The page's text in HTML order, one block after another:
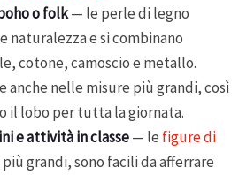
o folk— le perle di legno
naturalezza e si combinano
cotone, camoscio e metallo.
anche nelle misure più grandi, così
il lobo per tutta la giornata.
e attività in classe— le figure di
più grandi, sono facili da afferrare